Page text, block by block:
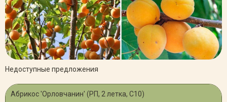
Недоступные предложения
Абрикос 'Орловчанин' (РП, 2 летка, С10)